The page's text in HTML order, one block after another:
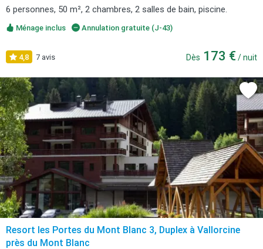
6 personnes, 50 m², 2 chambres, 2 salles de bain, piscine.
Ménage inclus Annulation gratuite (J-43)
4,8 7 avis Dès 173 € / nuit
Resort les Portes du Mont Blanc 3, Duplex à Vallorcine
près du Mont Blanc